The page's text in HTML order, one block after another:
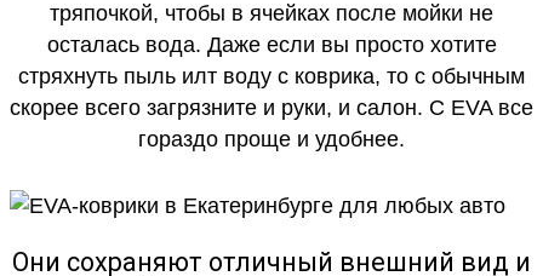
тряпочкой, чтобы в ячейках после мойки не
осталась вода. Даже если вы просто хотите
стряхнуть пыль илт воду с коврика, то с обычным
скорее всего загрязните и руки, и салон. С EVA все
гораздо проще и удобнее.
Они сохраняют отличный внешний вид и